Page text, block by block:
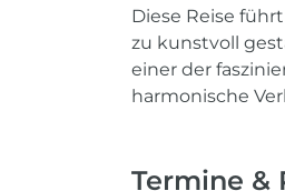
Diese Reise
zu kunstvoll
einer der
harmonische
Termine &